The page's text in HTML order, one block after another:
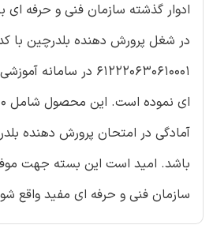
ادوار گذشته سازمان فنی و حرفه ای
در شغل پرورش دهنده بلدرچین با کد
612220630610001 در
باشد. امید است این بسته جهت
سازمان فنی و حرفه ای مفید واقع